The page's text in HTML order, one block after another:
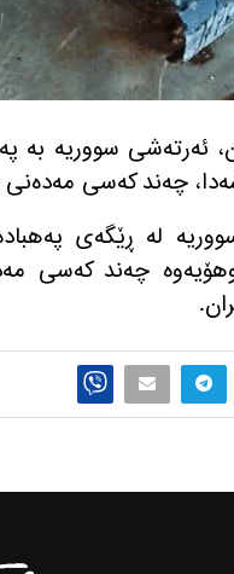
١٢ی خه‌رمانان، ئه‌رته‌شی
چه‌ند كه‌سی مه‌ده‌نی
له‌ ڕێگه‌ی
چه‌ند كه‌سی